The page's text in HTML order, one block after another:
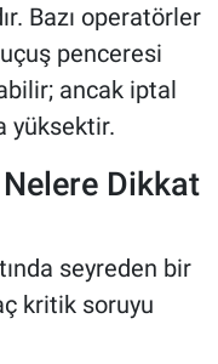
Bazı operatörler
penceresi
ancak iptal
yüksektir.
Dikkat
seyreden bir
kritik soruyu